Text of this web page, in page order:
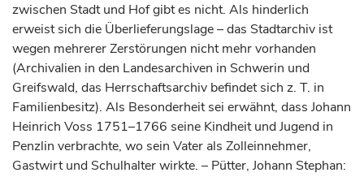
zwischen Stadt und Hof gibt es nicht. Als hinderlich
erweist sich die Überlieferungslage – das Stadtarchiv ist
wegen mehrerer Zerstörungen nicht mehr vorhanden
(Archivalien in den Landesarchiven in Schwerin und
Greifswald, das Herrschaftsarchiv befindet sich z. T. in
Familienbesitz). Als Besonderheit sei erwähnt, dass Johann
Heinrich Voss 1751–1766 seine Kindheit und Jugend in
Penzlin verbrachte, wo sein Vater als Zolleinnehmer,
Gastwirt und Schulhalter wirkte. – Pütter, Johann Stephan: